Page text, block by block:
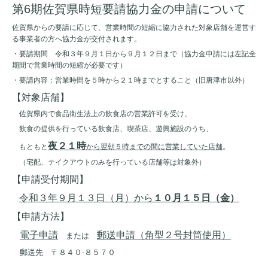
第6期佐賀県時短要請協力金の申請について
佐賀県からの要請に応じて、営業時間の短縮に協力された対象店舗を運営す
る事業者の方へ協力金が交付されます。
・要請期間 令和３年９月１日から９月１２日まで（協力金申請には左記全
期間で営業時間の短縮が必要です）
・要請内容：営業時間を５時から２１時までとすること（旧唐津市以外）
【対象店舗】
佐賀県内で食品衛生法上の飲食店の営業許可を受け、
飲食の提供を行っている飲食店、喫茶店、遊興施設のうち、
もともと 夜２１時から翌朝５時までの間に営業していた店舗。
（宅配、テイクアウトのみを行っている店舗等は対象外）
【申請受付期間】
令和３年９月１３日（月）から １０月１５日（金）
【申請方法】
電子申請 または 郵送申請（角型２号封筒使用）
郵送先 〒８４０-８５７０